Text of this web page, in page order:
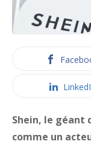
Shein, le géant
comme un